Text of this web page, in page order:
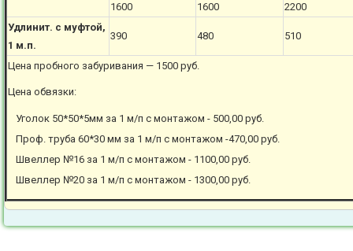
1600
1600
2200
Удлинит. с муфтой,
1 м.п.
390 480 510
Цена пробного забуривания — 1500 руб.
Цена обвязки:
Уголок 50*50*5мм за 1 м/п с монтажом - 500,00 руб.
Проф. труба 60*30 мм за 1 м/п с монтажом -470,00 руб.
Швеллер №16 за 1 м/п с монтажом - 1100,00 руб.
Швеллер №20 за 1 м/п с монтажом - 1300,00 руб.